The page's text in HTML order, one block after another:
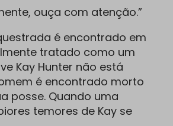
ouça com atenção.”
é encontrado em
tratado como um
Kay Hunter não está
é encontrado morto
posse. Quando uma
temores de Kay se